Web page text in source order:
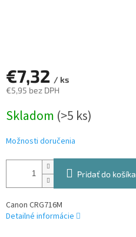
€7,32 / ks
€5,95 bez DPH
cena:
Skladom (>5 ks)
Možnosti doručenia
Pridať do košíka
Canon CRG716M
Detailné informácie